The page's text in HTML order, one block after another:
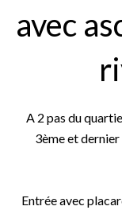
avec
A 2 pas du
3ème et
Entrée avec